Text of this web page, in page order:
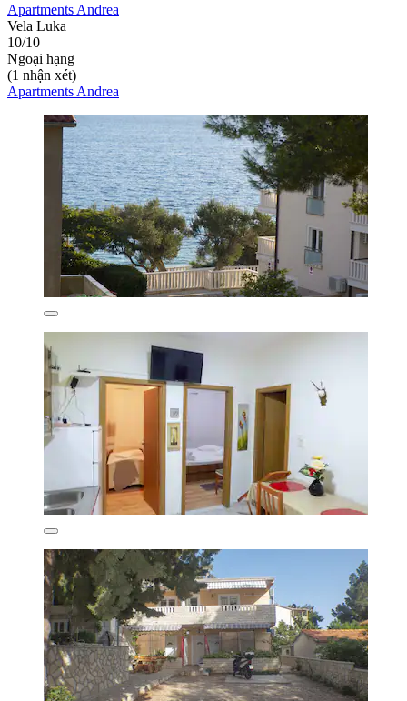
Apartments Andrea
Vela Luka
10/10
Ngoại hạng
(1 nhận xét)
Apartments Andrea